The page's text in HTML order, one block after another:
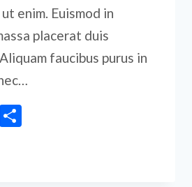
enim. Euismod in
placerat duis
faucibus purus in
Email